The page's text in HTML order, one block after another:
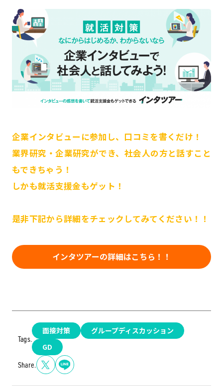
企業インタビューに参加し、口コミを書くだけ！
業界研究・企業研究ができ、社会人の方と話すこと
もできちゃう！
しかも就活支援金もゲット！
是非下記から詳細をチェックしてみてください！！
インタツアーの詳細はこちら！！
Tags.
面接対策
グループディスカッション
GD
Share.